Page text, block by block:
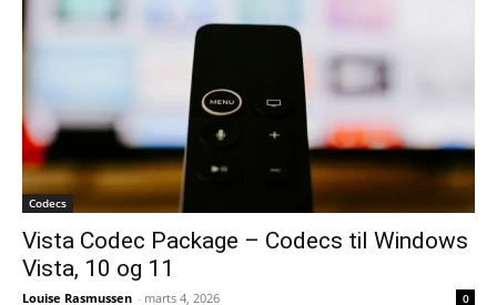
Codecs
Vista Codec Package – Codecs til Windows
Vista, 10 og 11
Louise Rasmussen - marts 4, 2026 0